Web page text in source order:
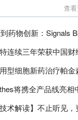
查